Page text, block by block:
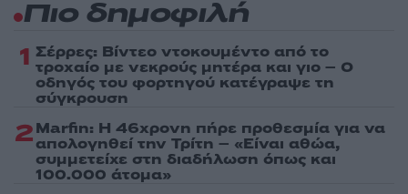
Πιο δημοφιλή
1 Σέρρες: Βίντεο ντοκουμέντο από το
τροχαίο με νεκρούς μητέρα και γιο – Ο
οδηγός του φορτηγού κατέγραψε τη
σύγκρουση
2Marfin: Η 46χρονη πήρε προθεσμία για να
απολογηθεί την Τρίτη – «Είναι αθώα,
συμμετείχε στη διαδήλωση όπως και
100.000 άτομα»